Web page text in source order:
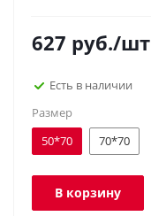
627 руб./шт
Есть в наличии
Размер
50*70
70*70
В корзину